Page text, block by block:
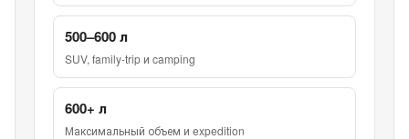
500–600 л
SUV, family-trip и camping
600+ л
Максимальный объем и expedition